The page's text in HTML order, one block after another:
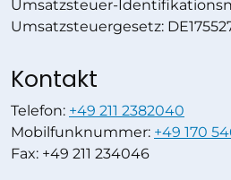
Umsatzsteuer-
Umsatzsteuergesetz:
Kontakt
Telefon: +49 211 2382040
Mobilfunknummer: +49 170
Fax: +49 211 234046